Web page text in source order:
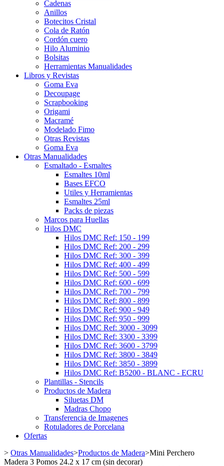
Cadenas
Anillos
Botecitos Cristal
Cola de Ratón
Cordón cuero
Hilo Aluminio
Bolsitas
Herramientas Manualidades
Libros y Revistas
Goma Eva
Decoupage
Scrapbooking
Origami
Macramé
Modelado Fimo
Otras Revistas
Goma Eva
Otras Manualidades
Esmaltado - Esmaltes
Esmaltes 10ml
Bases EFCO
Utiles y Herramientas
Esmaltes 25ml
Packs de piezas
Marcos para Huellas
Hilos DMC
Hilos DMC Ref: 150 - 199
Hilos DMC Ref: 200 - 299
Hilos DMC Ref: 300 - 399
Hilos DMC Ref: 400 - 499
Hilos DMC Ref: 500 - 599
Hilos DMC Ref: 600 - 699
Hilos DMC Ref: 700 - 799
Hilos DMC Ref: 800 - 899
Hilos DMC Ref: 900 - 949
Hilos DMC Ref: 950 - 999
Hilos DMC Ref: 3000 - 3099
Hilos DMC Ref: 3300 - 3399
Hilos DMC Ref: 3600 - 3799
Hilos DMC Ref: 3800 - 3849
Hilos DMC Ref: 3850 - 3899
Hilos DMC Ref: B5200 - BLANC - ECRU
Plantillas - Stencils
Productos de Madera
Siluetas DM
Madras Chopo
Transferencia de Imagenes
Rotuladores de Porcelana
Ofertas
> Otras Manualidades>Productos de Madera>Mini Perchero
Madera 3 Pomos 24.2 x 17 cm (sin decorar)